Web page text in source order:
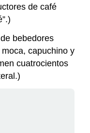
de café
bebedores
capuchino y
cuatrocientos